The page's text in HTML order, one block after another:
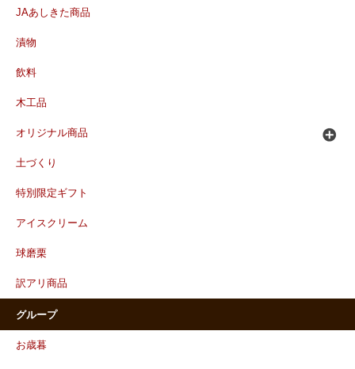
JAあしきた商品
漬物
飲料
木工品
オリジナル商品
土づくり
特別限定ギフト
アイスクリーム
球磨栗
訳アリ商品
グループ
お歳暮